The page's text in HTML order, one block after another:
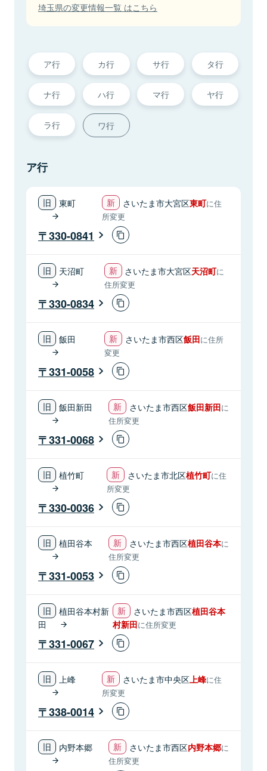
埼玉県の変更情報一覧 はこちら
ア行 カ行 サ行 タ行
ナ行 ハ行 マ行 ヤ行
ラ行 ワ行
ア行
東町 さいたま市大宮区東町に住
所変更
330-0841
天沼町 さいたま市大宮区天沼町に
住所変更
330-0834
飯田 さいたま市西区飯田に住所
変更
331-0058
飯田新田 さいたま市西区飯田新田に
住所変更
331-0068
植竹町 さいたま市北区植竹町に住
所変更
330-0036
植田谷本 さいたま市西区植田谷本に
住所変更
331-0053
植田谷本村新
田
さいたま市西区植田谷本
村新田に住所変更
331-0067
上峰 さいたま市中央区上峰に住
所変更
338-0014
内野本郷 さいたま市西区内野本郷に
住所変更